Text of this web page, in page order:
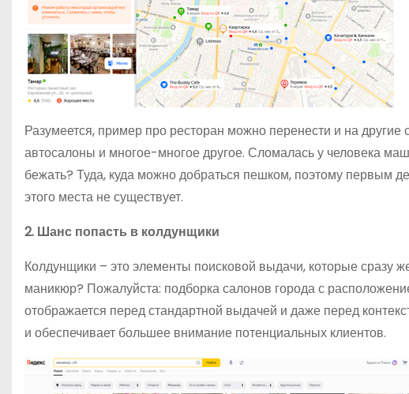
Разумеется, пример про ресторан можно перенести и на
автосалоны и многое-многое другое. Сломалась у человека
бежать? Туда, куда можно добраться пешком, поэтому первым
этого места не существует.
2. Шанс попасть в колдунщики
Колдунщики – это элементы поисковой выдачи, которые сразу
маникюр? Пожалуйста: подборка салонов города с
отображается перед стандартной выдачей и даже перед
и обеспечивает большее внимание потенциальных клиентов.